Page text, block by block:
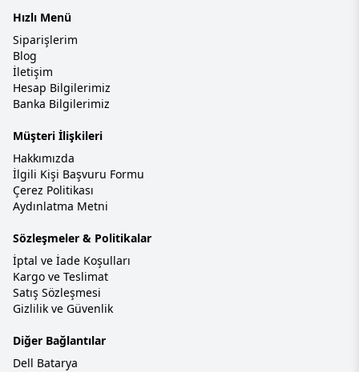
Hızlı Menü
Siparişlerim
Blog
İletişim
Hesap Bilgilerimiz
Banka Bilgilerimiz
Müşteri İlişkileri
Hakkımızda
İlgili Kişi Başvuru Formu
Çerez Politikası
Aydınlatma Metni
Sözleşmeler & Politikalar
İptal ve İade Koşulları
Kargo ve Teslimat
Satış Sözleşmesi
Gizlilik ve Güvenlik
Diğer Bağlantılar
Dell Batarya